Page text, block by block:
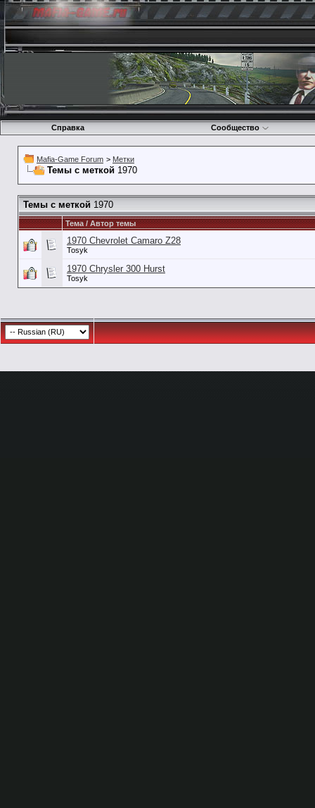
Справка Сообщество
Mafia-Game Forum > Метки
Темы с меткой 1970
Темы с меткой 1970
Тема / Автор темы
1970 Chevrolet Camaro Z28
Tosyk
1970 Chrysler 300 Hurst
Tosyk